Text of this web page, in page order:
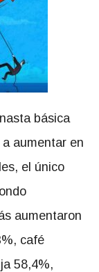
básica
aumentar en
el único
aumentaron
café
58,4%,